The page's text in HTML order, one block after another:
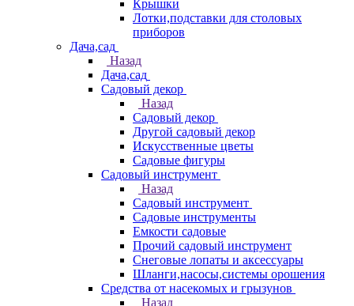
Крышки
Лотки,подставки для столовых
приборов
Дача,сад
Назад
Дача,сад
Садовый декор
Назад
Садовый декор
Другой садовый декор
Искусственные цветы
Садовые фигуры
Садовый инструмент
Назад
Садовый инструмент
Садовые инструменты
Емкости садовые
Прочий садовый инструмент
Снеговые лопаты и аксессуары
Шланги,насосы,системы орошения
Средства от насекомых и грызунов
Назад